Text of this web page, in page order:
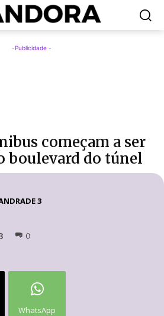
-Publicidade -
começam a ser
boulevard do túnel
3
0
WhatsApp